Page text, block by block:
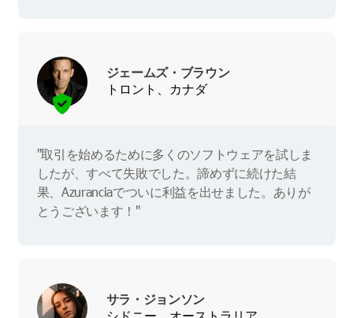
ジェームズ・ブラウン
トロント、カナダ
"取引を始めるために多くのソフトウェアを試しま
したが、すべて失敗でした。諦めずに続けた結
果、Azuranciaでついに利益を出せました。ありが
とうございます！"
サラ・ジョンソン